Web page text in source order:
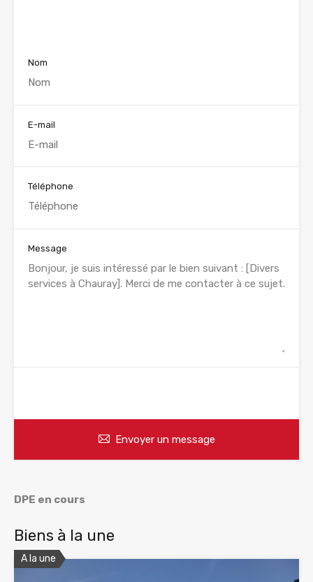
Nom
E-mail
Téléphone
Message
Envoyer un message
DPE en cours
Biens à la une
A la une